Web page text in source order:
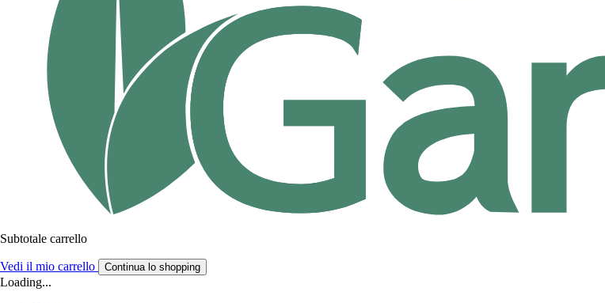
Subtotale carrello
Vedi il mio carrello Continua lo shopping
Loading...